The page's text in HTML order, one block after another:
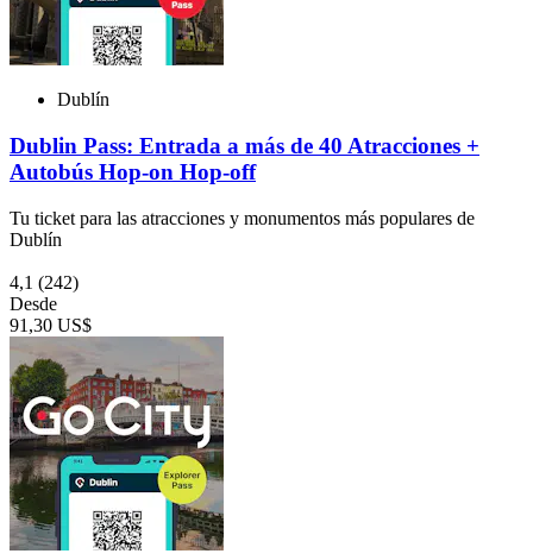
Dublín
Dublin Pass: Entrada a más de 40 Atracciones +
Autobús Hop-on Hop-off
Tu ticket para las atracciones y monumentos más populares de
Dublín
4,1 (242)
Desde
91,30 US$